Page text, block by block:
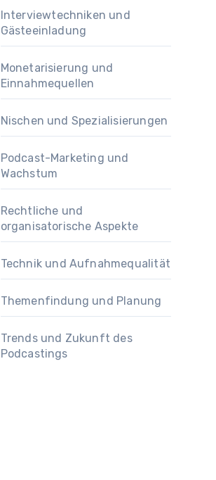
Interviewtechniken und
Gästeeinladung
Monetarisierung und
Einnahmequellen
Nischen und Spezialisierungen
Podcast-Marketing und
Wachstum
Rechtliche und
organisatorische Aspekte
Technik und Aufnahmequalität
Themenfindung und Planung
Trends und Zukunft des
Podcastings